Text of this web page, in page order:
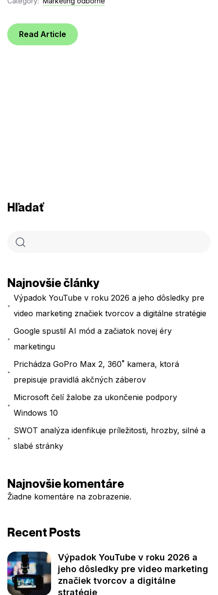
Read Article
Hľadať
Najnovšie články
Výpadok YouTube v roku 2026 a jeho dôsledky pre
video marketing značiek tvorcov a digitálne stratégie
Google spustil AI mód a začiatok novej éry
marketingu
Prichádza GoPro Max 2, 360˚ kamera, ktorá
prepisuje pravidlá akčných záberov
Microsoft čelí žalobe za ukončenie podpory
Windows 10
SWOT analýza idenfikuje príležitosti, hrozby, silné a
slabé stránky
Najnovšie komentáre
Žiadne komentáre na zobrazenie.
Recent Posts
Výpadok YouTube v roku 2026 a
jeho dôsledky pre video marketing
značiek tvorcov a digitálne
stratégie